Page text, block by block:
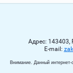
Адрес: 143403,
Е-mail:
Внимание. Данный интернет-